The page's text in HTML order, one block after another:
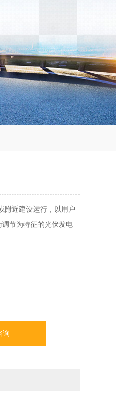
附近建设运行，以用户
节为特征的光伏发电
询